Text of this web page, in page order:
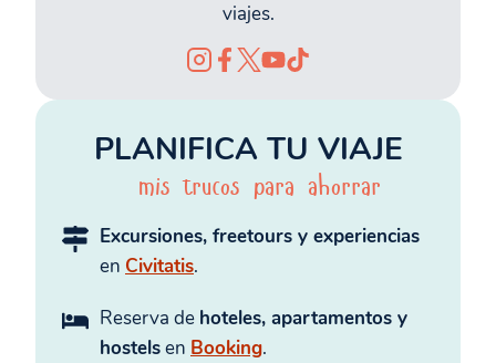
viajes.
PLANIFICA TU VIAJE
mis trucos para ahorrar
Excursiones, freetours y experiencias
en Civitatis.
Reserva de hoteles, apartamentos y
hostelsen Booking.